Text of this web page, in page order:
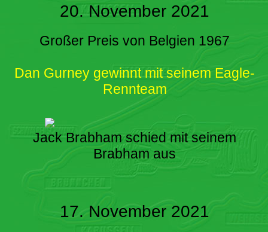
20. November 2021
Großer Preis von Belgien 1967
Dan Gurney gewinnt mit seinem Eagle-
Rennteam
Jack Brabham schied mit seinem
Brabham aus
17. November 2021